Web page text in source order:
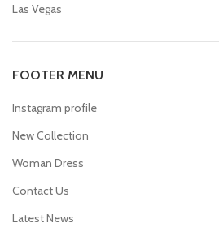
Las Vegas
FOOTER MENU
Instagram profile
New Collection
Woman Dress
Contact Us
Latest News